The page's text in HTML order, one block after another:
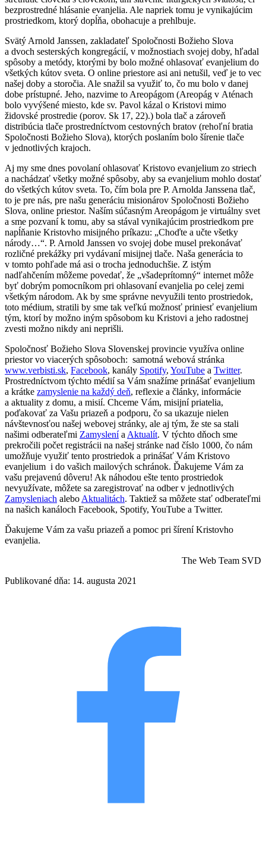
bezprostredné hlásanie evanjelia. Ale napriek tomu je vynikajúcim
prostriedkom, ktorý dopĺňa, obohacuje a prehlbuje.
Svätý Arnold Janssen, zakladateľ Spoločnosti Božieho Slova
a dvoch sesterských kongregácií, v možnostiach svojej doby, hľadal
spôsoby a metódy, ktorými by bolo možné ohlasovať evanjelium do
všetkých kútov sveta. O online priestore asi ani netušil, veď je to vec
našej doby a storočia. Ale snažil sa využiť to, čo mu bolo v danej
dobe prístupné. Jeho, nazvime to Areopágom (Areopág v Aténach
bolo vyvýšené miesto, kde sv. Pavol kázal o Kristovi mimo
židovské prostredie (porov. Sk 17, 22).) bola tlač a zároveň
distribúcia tlače prostredníctvom cestovných bratov (rehoľní bratia
Spoločnosti Božieho Slova), ktorých poslaním bolo šírenie tlače
v jednotlivých krajoch.
Aj my sme dnes povolaní ohlasovať Kristovo evanjelium zo striech
a nachádzať všetky možné spôsoby, aby sa evanjelium mohlo dostať
do všetkých kútov sveta. To, čím bola pre P. Arnolda Janssena tlač,
to je pre nás, pre našu generáciu misionárov Spoločnosti Božieho
Slova, online priestor. Naším súčasným Areopágom je virtuálny svet
a sme pozvaní k tomu, aby sa stával vynikajúcim prostriedkom pre
napĺňanie Kristovho misijného príkazu: „Choďte a učte všetky
národy…“. P. Arnold Janssen vo svojej dobe musel prekonávať
rozličné prekážky pri vydávaní misijnej tlače. Naša generácia to
v tomto pohľade má asi o trocha jednoduchšie. Z istým
nadľahčením môžeme povedať, že „všadeprítomný“ internet môže
byť dobrým pomocníkom pri ohlasovaní evanjelia po celej zemi
všetkým národom. Ak by sme správne nevyužili tento prostriedok,
toto médium, stratili by sme tak veľkú možnosť priniesť evanjelium
tým, ktorí by možno iným spôsobom ku Kristovi a jeho radostnej
zvesti možno nikdy ani neprišli.
Spoločnosť Božieho Slova Slovenskej provincie využíva online
priestor vo viacerých spôsoboch: samotná webová stránka
www.verbisti.sk, Facebook, kanály Spotify, YouTube a Twitter.
Prostredníctvom týchto médií sa Vám snažíme prinášať evanjelium
a krátke zamyslenie na každý deň, reflexie a články, informácie
a aktuality z domu, a misií. Chceme Vám, misijní priatelia,
poďakovať za Vašu priazeň a podporu, čo sa ukazuje nielen
návštevnosťou našej webovej stránky, ale aj tým, že ste sa stali
našimi odberateľmi Zamyslenía Aktualít. V týchto dňoch sme
prekročili počet registrácii na našej stránke nad číslo 1000, čo nám
umožňuje využiť tento prostriedok a prinášať Vám Kristovo
evanjelium i do vašich mailových schránok. Ďakujeme Vám za
vašu prejavenú dôveru! Ak náhodou ešte tento prostriedok
nevyužívate, môžete sa zaregistrovať na odber v jednotlivých
Zamysleniach alebo Aktualitách. Taktiež sa môžete stať odberateľmi
na našich kanáloch Facebook, Spotify, YouTube a Twitter.
Ďakujeme Vám za vašu priazeň a pomoc pri šírení Kristovho
evanjelia.
The Web Team SVD
Publikované dňa: 14. augusta 2021